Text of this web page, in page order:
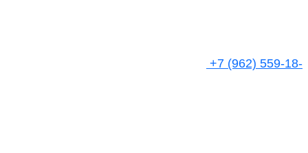
+7 (962) 559-18-